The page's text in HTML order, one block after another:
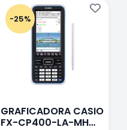
-25%
GRAFICADORA CASIO
FX-CP400-LA-MH